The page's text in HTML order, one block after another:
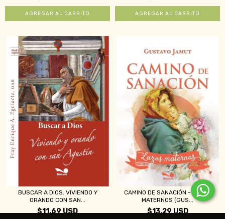
BUSCAR A DIOS. VIVIENDO Y
ORANDO CON SAN...
$11.69 USD
CAMINO DE SANACIÓN - LAZOS
MATERNOS (GUS...
$13.29 USD